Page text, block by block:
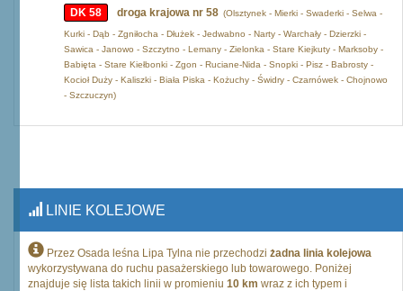
DK 58 droga krajowa nr 58 (Olsztynek - Mierki - Swaderki - Selwa -
Kurki - Dąb - Zgniłocha - Dłużek - Jedwabno - Narty - Warchały - Dzierzki -
Sawica - Janowo - Szczytno - Lemany - Zielonka - Stare Kiejkuty - Marksoby -
Babięta - Stare Kiełbonki - Zgon - Ruciane-Nida - Snopki - Pisz - Babrosty -
Kocioł Duży - Kaliszki - Biała Piska - Kożuchy - Świdry - Czarnówek - Chojnowo
- Szczuczyn)
LINIE KOLEJOWE
Przez Osada leśna Lipa Tylna nie przechodzi żadna linia kolejowa
wykorzystywana do ruchu pasażerskiego lub towarowego. Poniżej
znajduje się lista takich linii w promieniu 10 km wraz z ich typem i